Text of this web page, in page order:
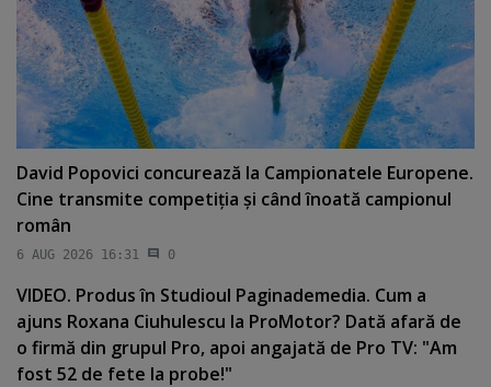
David Popovici concurează la Campionatele Europene.
Cine transmite competiţia şi când înoată campionul
român
6 AUG 2026 16:31 0
VIDEO. Produs în Studioul Paginademedia. Cum a
ajuns Roxana Ciuhulescu la ProMotor? Dată afară de
o firmă din grupul Pro, apoi angajată de Pro TV: "Am
fost 52 de fete la probe!"